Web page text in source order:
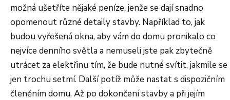
možná ušetříte nějaké peníze, jenže se dají snadno
opomenout různé detaily stavby. Například to, jak
budou vyřešená okna, aby vám do domu pronikalo co
nejvíce denního světla a nemuseli jste pak zbytečně
utrácet za elektřinu tím, že bude nutné svítit, jakmile se
jen trochu setmí. Další potíž může nastat s dispozičním
členěním domu. Až po dokončení stavby a při jejím